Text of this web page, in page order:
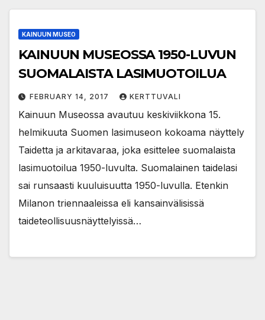
KAINUUN MUSEO
KAINUUN MUSEOSSA 1950-LUVUN
SUOMALAISTA LASIMUOTOILUA
FEBRUARY 14, 2017 KERTTUVALI
Kainuun Museossa avautuu keskiviikkona 15.
helmikuuta Suomen lasimuseon kokoama näyttely
Taidetta ja arkitavaraa, joka esittelee suomalaista
lasimuotoilua 1950-luvulta. Suomalainen taidelasi
sai runsaasti kuuluisuutta 1950-luvulla. Etenkin
Milanon triennaaleissa eli kansainvälisissä
taideteollisuusnäyttelyissä…